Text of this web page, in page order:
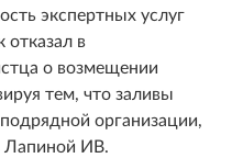
экспертных услуг
отказал в
о возмещении
тем, что заливы
организации,
Лапиной ИВ.